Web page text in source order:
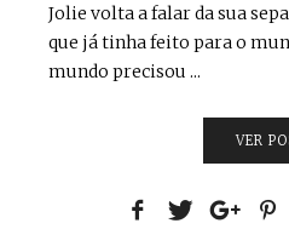
Jolie volta a falar da sua
que já tinha feito para o
mundo precisou ...
VER